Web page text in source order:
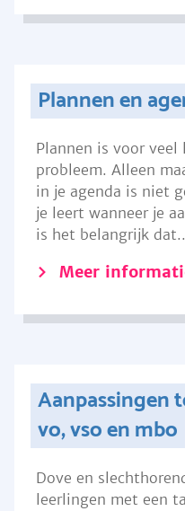
Plannen en
Plannen is voor
probleem. Alleen
in je agenda is niet
je leert wanneer je
is het belangrijk
Meer
Aanpassingen
vo, vso en mbo
Dove en
leerlingen met een